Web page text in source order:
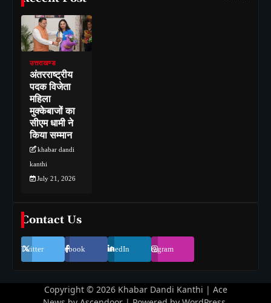
उत्तराखण्ड
अंतरराष्ट्रीय
पदक विजेता
महिला
मुक्केबाजों का
सीएम धामी ने
किया सम्मान
khabar dandi
kanthi
July 21, 2026
Contact Us
Twitter Facebook LinkedIn Instagram
Copyright © 2026 Khabar Dandi Kanthi | Ace